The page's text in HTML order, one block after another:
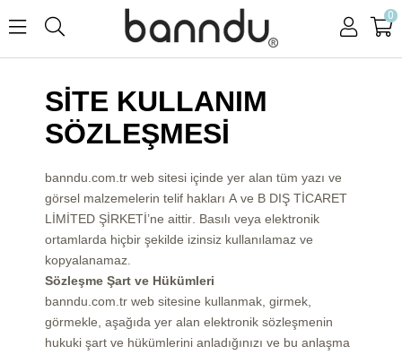
0
SİTE KULLANIM
SÖZLEŞMESİ
banndu.com.tr web sitesi içinde yer alan tüm yazı ve
görsel malzemelerin telif hakları A ve B DIŞ TİCARET
LİMİTED ŞİRKETİ’ne aittir. Basılı veya elektronik
ortamlarda hiçbir şekilde izinsiz kullanılamaz ve
kopyalanamaz.
Sözleşme Şart ve Hükümleri
banndu.com.tr web sitesine kullanmak, girmek,
görmekle, aşağıda yer alan elektronik sözleşmenin
hukuki şart ve hükümlerini anladığınızı ve bu anlaşma